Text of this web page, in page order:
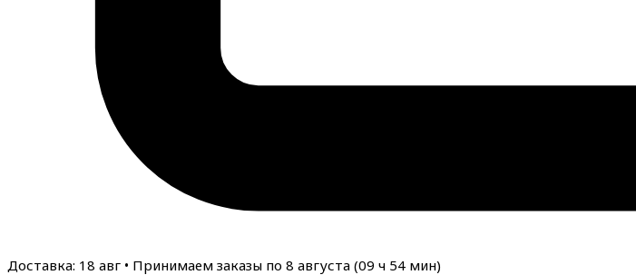
Доставка: 18 авг • Принимаем заказы по 8 августа (09 ч 54 мин)